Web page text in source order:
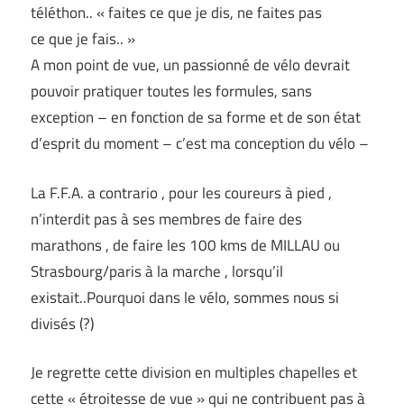
téléthon.. « faites ce que je dis, ne faites pas
ce que je fais.. »
A mon point de vue, un passionné de vélo devrait
pouvoir pratiquer toutes les formules, sans
exception – en fonction de sa forme et de son état
d’esprit du moment – c’est ma conception du vélo –
La F.F.A. a contrario , pour les coureurs à pied ,
n’interdit pas à ses membres de faire des
marathons , de faire les 100 kms de MILLAU ou
Strasbourg/paris à la marche , lorsqu’il
existait..Pourquoi dans le vélo, sommes nous si
divisés (?)
Je regrette cette division en multiples chapelles et
cette « étroitesse de vue » qui ne contribuent pas à